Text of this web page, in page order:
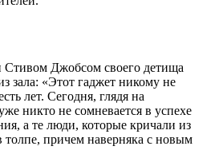
Стивом Джобсом своего детища
зала: «Этот гаджет никому не
лет. Сегодня, глядя на
никто не сомневается в успехе
а те люди, которые кричали из
толпе, причем наверняка с новым